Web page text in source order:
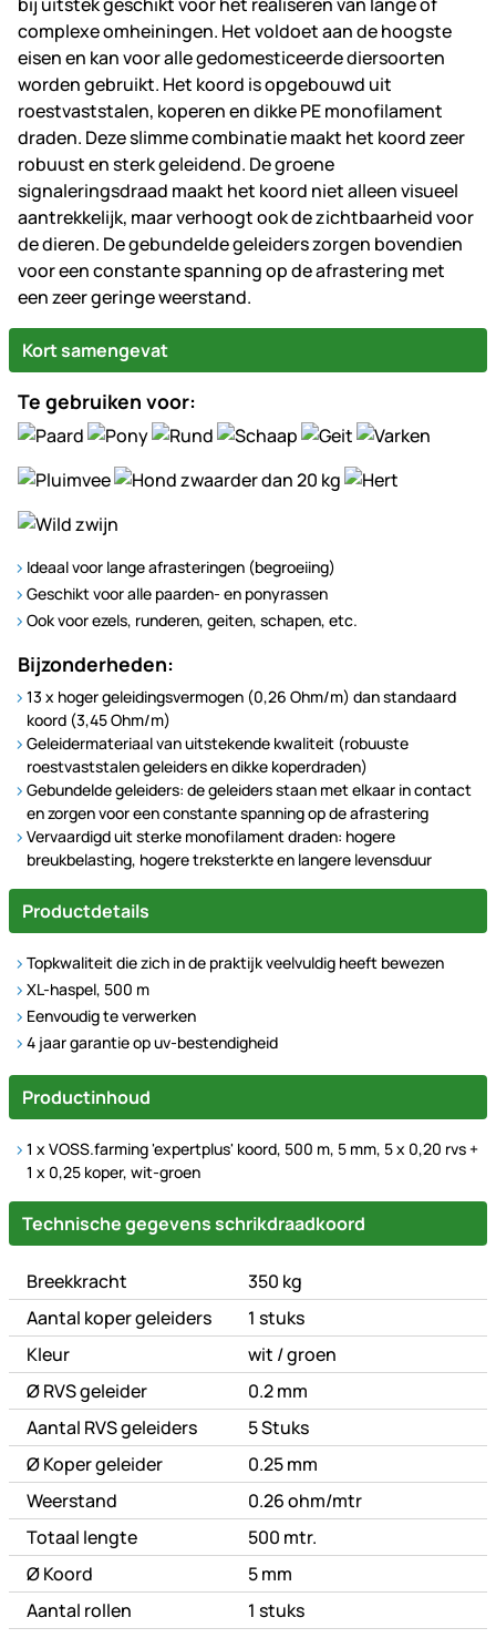
bij uitstek geschikt voor het realiseren van lange of
complexe omheiningen. Het voldoet aan de hoogste
eisen en kan voor alle gedomesticeerde diersoorten
worden gebruikt. Het koord is opgebouwd uit
roestvaststalen, koperen en dikke PE monofilament
draden. Deze slimme combinatie maakt het koord zeer
robuust en sterk geleidend. De groene
signaleringsdraad maakt het koord niet alleen visueel
aantrekkelijk, maar verhoogt ook de zichtbaarheid voor
de dieren. De gebundelde geleiders zorgen bovendien
voor een constante spanning op de afrastering met
een zeer geringe weerstand.
Kort samengevat
Te gebruiken voor:
Ideaal voor lange afrasteringen (begroeiing)
Geschikt voor alle paarden- en ponyrassen
Ook voor ezels, runderen, geiten, schapen, etc.
Bijzonderheden:
13 x hoger geleidingsvermogen (0,26 Ohm/m) dan standaard
koord (3,45 Ohm/m)
Geleidermateriaal van uitstekende kwaliteit (robuuste
roestvaststalen geleiders en dikke koperdraden)
Gebundelde geleiders: de geleiders staan met elkaar in contact
en zorgen voor een constante spanning op de afrastering
Vervaardigd uit sterke monofilament draden: hogere
breukbelasting, hogere treksterkte en langere levensduur
Productdetails
Topkwaliteit die zich in de praktijk veelvuldig heeft bewezen
XL-haspel, 500 m
Eenvoudig te verwerken
4 jaar garantie op uv-bestendigheid
Productinhoud
1 x VOSS.farming 'expertplus' koord, 500 m, 5 mm, 5 x 0,20 rvs +
1 x 0,25 koper, wit-groen
Technische Daten
Technische gegevens schrikdraadkoord
Breekkracht
350 kg
Aantal koper geleiders
1 stuks
Kleur
wit /of
groen
Ø RVS geleider
0.2 mm
Aantal RVS geleiders
5 Stuks
Ø Koper geleider
0.25 mm
Weerstand
0.26 ohm/mtr
Totaal lengte
500 mtr.
Ø Koord
5 mm
Aantal rollen
1 stuks